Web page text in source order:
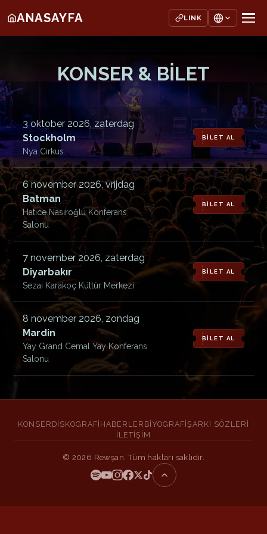
ANASAYFA LINK
KONSER & BİLET
3 oktober 2026, zaterdag
Stockholm
Nya Cirkus
BİLET AL
6 november 2026, vrijdag
Batman
Hatice Nasıroğlu Konferans
Salonu
BİLET AL
7 november 2026, zaterdag
Diyarbakır
Sezai Karakoç Kültür Merkezi
BİLET AL
8 november 2026, zondag
Mardin
Yay Grand Cemal Yay Konferans
Salonu
BİLET AL
KONSER DISKOGRAFI HABERLER BIYOGRAFIŞARKI SÖZLERI
İLETIŞIM
© 2026 Rewşan. Tüm hakları saklıdır.